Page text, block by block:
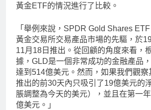
黃金ETF的情況進行了比較。
「舉例來說，SPDR Gold Shares
黃金交易所交易產品市場的先驅，於
11月18日推出。從回顧的角度來看，
據，GLD是一個非常成功的金融產品
達到514億美元。然而，如果我們觀察
推出的前30天內只吸引了19億美元的
脹調整為今天的美元），並且在第一
億美元。」